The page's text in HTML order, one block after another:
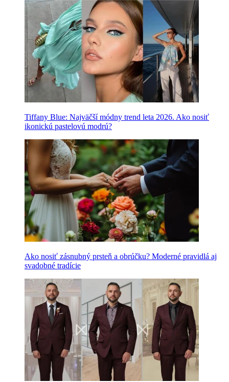
Tiffany Blue: Najväčší módny trend leta 2026. Ako nosiť
ikonickú pastelovú modrú?
Ako nosiť zásnubný prsteň a obrúčku? Moderné pravidlá aj
svadobné tradície